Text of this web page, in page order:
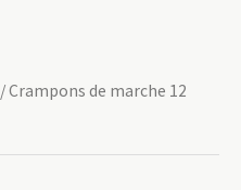
/ Crampons de marche 12